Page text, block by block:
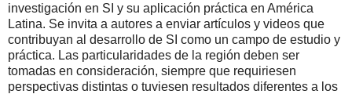
investigación en SI y su aplicación práctica en América
Latina. Se invita a autores a enviar artículos y videos que
contribuyan al desarrollo de SI como un campo de estudio y
práctica. Las particularidades de la región deben ser
tomadas en consideración, siempre que requiriesen
perspectivas distintas o tuviesen resultados diferentes a los